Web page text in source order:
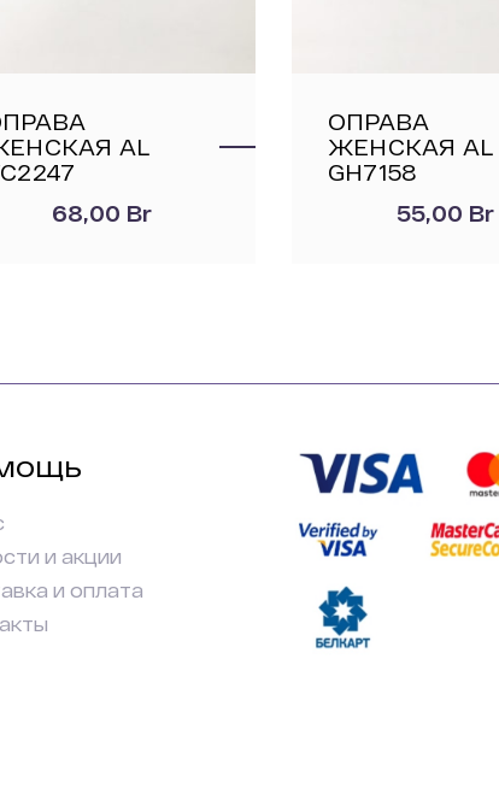
AL
68,00 Br
ОПРАВА
ЖЕНСКАЯ AL
GН7158
55,00 Br
и акции
и оплата